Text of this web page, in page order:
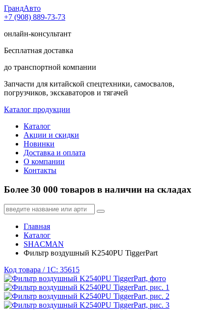
ГрандАвто
+7 (908) 889-73-73
онлайн-консультант
Бесплатная доставка
до транспортной компании
Запчасти для китайской спецтехники, самосвалов,
погрузчиков, экскаваторов и тягачей
Каталог продукции
Каталог
Акции и скидки
Новинки
Доставка и оплата
О компании
Контакты
Более 30 000 товаров в наличии на складах
Главная
Каталог
SHACMAN
Фильтр воздушный K2540PU TiggerPart
Код товара / 1C: 35615